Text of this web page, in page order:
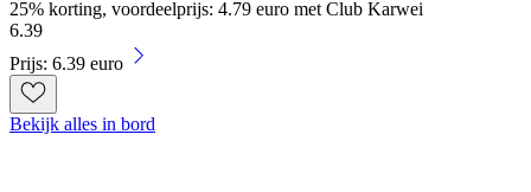
25% korting, voordeelprijs: 4.79 euro met Club Karwei
6.39
Prijs: 6.39 euro
Bekijk alles in bord